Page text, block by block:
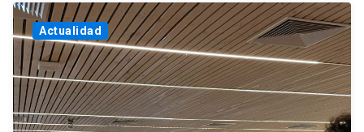
Actualidad